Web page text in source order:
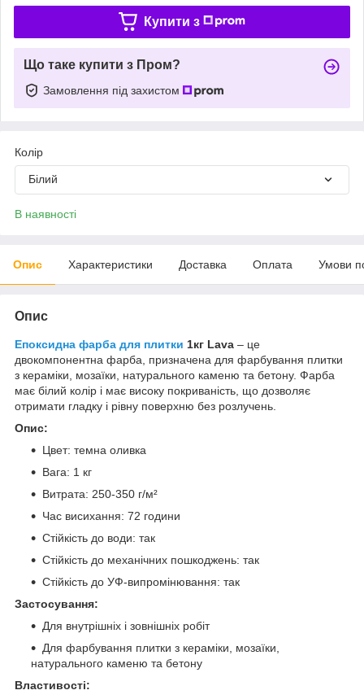
Купити з
Що таке купити з Пром?
Замовлення під захистом
Колір
Білий
В наявності
Опис Характеристики Доставка Оплата Умови
Опис
Епоксидна фарба для плитки 1кг Lava – це
двокомпонентна фарба, призначена для фарбування плитки
з кераміки, мозаїки, натурального каменю та бетону. Фарба
має білий колір і має високу покриваність, що дозволяє
отримати гладку і рівну поверхню без розлучень.
Опис:
Цвет: темна оливка
Вага: 1 кг
Витрата: 250-350 г/м²
Час висихання: 72 години
Стійкість до води: так
Стійкість до механічних пошкоджень: так
Стійкість до УФ-випромінювання: так
Застосування:
Для внутрішніх і зовнішніх робіт
Для фарбування плитки з кераміки, мозаїки,
натурального каменю та бетону
Властивості: